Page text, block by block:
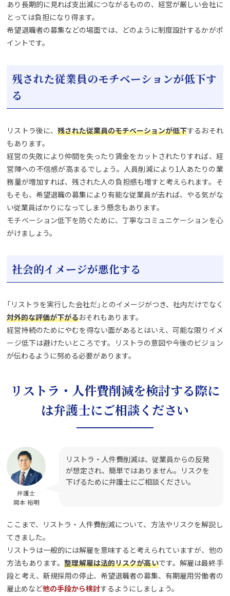
あり長期的に見れば支出減につながるものの、経営が厳しい会社に
とっては負担になり得ます。
希望退職者の募集などの場面では、どのように制度設計するかがポ
イントです。
残された従業員のモチベーションが低下す
る
リストラ後に、 残された従業員のモチベーションが低下するおそれ
もあります。
経営の失敗により仲間を失ったり賃金をカットされたりすれば、経
営陣への不信感が高まるでしょう。人員削減により1人あたりの業
務量が増加すれば、残された人の負担感も増すと考えられます。そ
もそも、希望退職の募集により有能な従業員が去れば、やる気がな
い従業員ばかりになってしまう懸念もあります。
モチベーション低下を防ぐために、丁寧なコミュニケーションを心
がけましょう。
社会的イメージが悪化する
「リストラを実行した会社だ」とのイメージがつき、社内だけでなく
対外的な評価が下がるおそれもあります。
経営持続のためにやむを得ない面があるとはいえ、可能な限りイメ
ージ低下は避けたいところです。リストラの意図や今後のビジョン
が伝わるように努める必要があります。
リストラ・人件費削減を検討する際に
は弁護士にご相談ください
弁護士
岡本 裕明
リストラ・人件費削減は、従業員からの反発
が想定され、簡単ではありません。リスクを
下げるために弁護士にご相談ください。
ここまで、リストラ・人件費削減について、方法やリスクを解説し
てきました。
リストラは一般的には解雇を意味すると考えられていますが、他の
方法もあります。整理解雇は法的リスクが高いです。解雇は最終手
段と考え、新規採用の停止、希望退職者の募集、有期雇用労働者の
雇止めなど他の手段から検討するようにしましょう。